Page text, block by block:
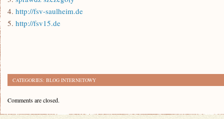
4. http://fsv-saulheim.de
5. http://fsv15.de
CATEGORIES: BLOG INTERNETOWY
Comments are closed.